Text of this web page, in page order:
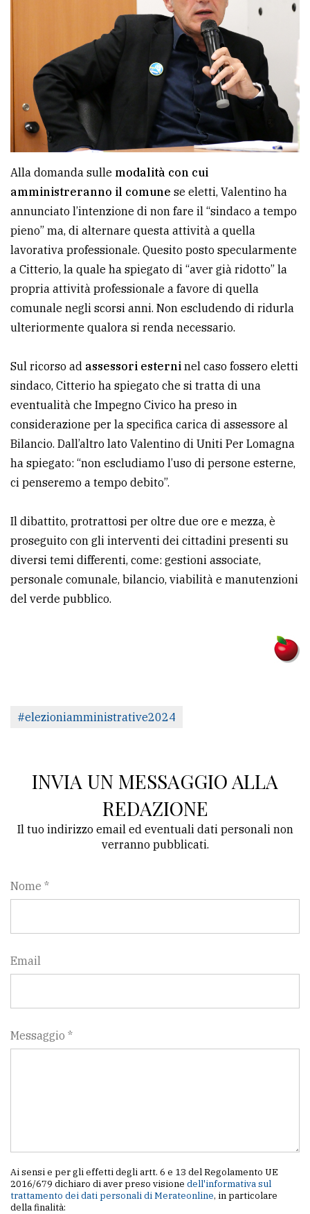
Alla domanda sulle modalità con cui
amministreranno il comune se eletti, Valentino ha
annunciato l’intenzione di non fare il “sindaco a tempo
pieno” ma, di alternare questa attività a quella
lavorativa professionale. Quesito posto specularmente
a Citterio, la quale ha spiegato di “aver già ridotto” la
propria attività professionale a favore di quella
comunale negli scorsi anni. Non escludendo di ridurla
ulteriormente qualora si renda necessario.
Sul ricorso ad assessori esterni nel caso fossero eletti
sindaco, Citterio ha spiegato che si tratta di una
eventualità che Impegno Civico ha preso in
considerazione per la specifica carica di assessore al
Bilancio. Dall’altro lato Valentino di Uniti Per Lomagna
ha spiegato: “non escludiamo l’uso di persone esterne,
ci penseremo a tempo debito”.
Il dibattito, protrattosi per oltre due ore e mezza, è
proseguito con gli interventi dei cittadini presenti su
diversi temi differenti, come: gestioni associate,
personale comunale, bilancio, viabilità e manutenzioni
del verde pubblico.
#elezioniamministrative2024
INVIA UN MESSAGGIO ALLA
REDAZIONE
Il tuo indirizzo email ed eventuali dati personali non
verranno pubblicati.
Nome *
Email
Messaggio *
Ai sensi e per gli effetti degli artt. 6 e 13 del Regolamento UE
2016/679 dichiaro di aver preso visione dell'informativa sul
trattamento dei dati personali di Merateonline, in particolare
della finalità: